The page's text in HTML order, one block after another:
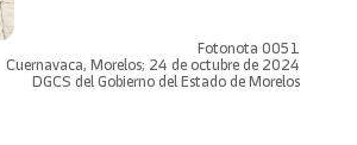
Fotonota 0051
Cuernavaca, Morelos; 24 de octubre de 2024
DGCS del Gobierno del Estado de Morelos